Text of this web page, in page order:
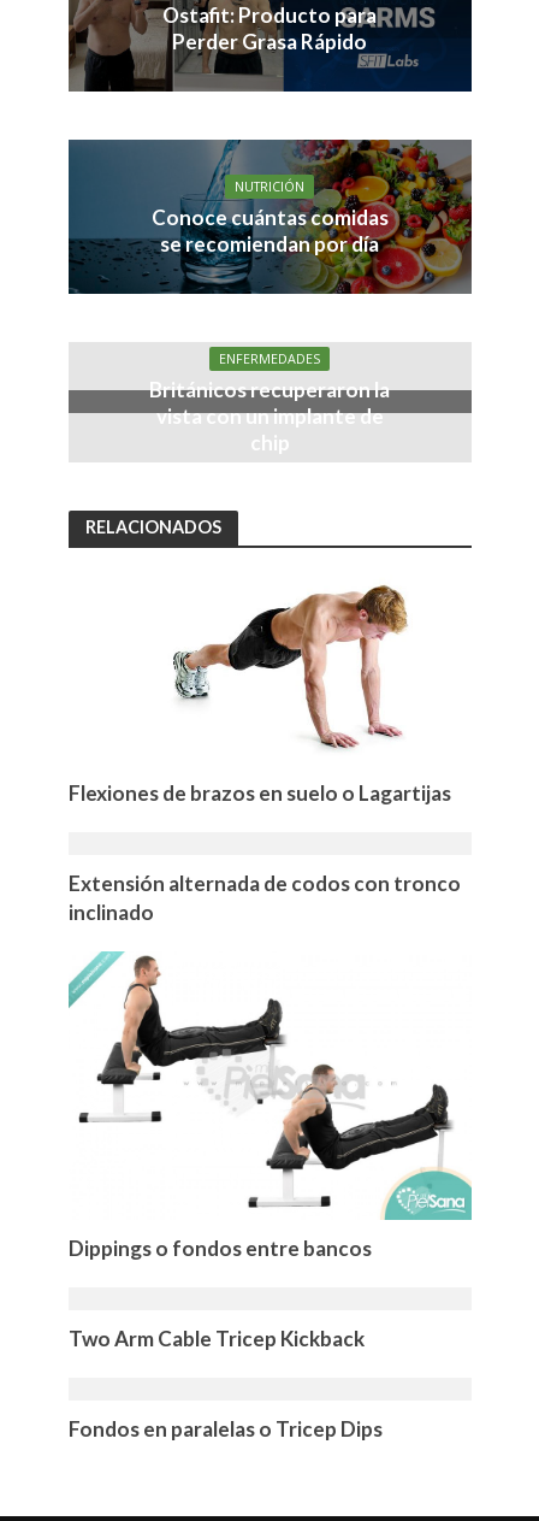
Ostafit: Producto para
Perder Grasa Rápido
NUTRICIÓN
Conoce cuántas comidas
se recomiendan por día
ENFERMEDADES
Británicos recuperaron la
vista con un implante de
chip
RELACIONADOS
Flexiones de brazos en suelo o Lagartijas
Extensión alternada de codos con tronco
inclinado
Dippings o fondos entre bancos
Two Arm Cable Tricep Kickback
Fondos en paralelas o Tricep Dips